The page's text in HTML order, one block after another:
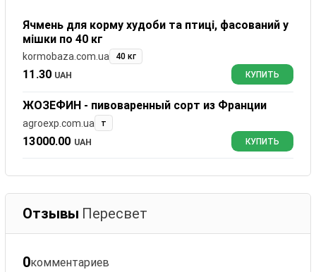
Ячмень для корму худоби та птиці, фасований у
мішки по 40 кг
kormobaza.com.ua 40 кг
11.30 UAH КУПИТЬ
ЖОЗЕФИН - пивоваренный сорт из Франции
agroexp.com.ua т
13000.00 UAH КУПИТЬ
Отзывы Пересвет
0комментариев